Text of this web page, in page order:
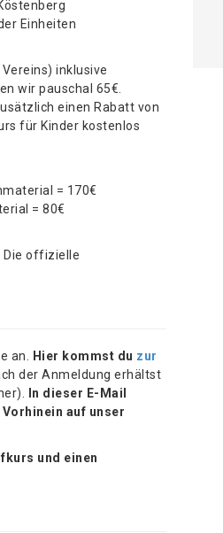
Einheiten
inklusive
wir pauschal 65€.
einen Rabatt von
für Kinder kostenlos
= 170€
= 80€
Die offizielle
an. Hier kommst du zur
der Anmeldung erhältst
In dieser E-Mail
auf unser
und einen